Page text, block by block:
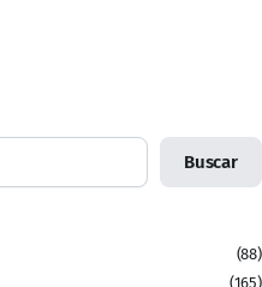
Buscar
(88)
(165)